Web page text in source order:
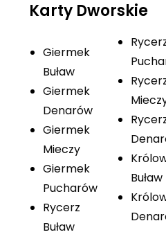
Karty Dworskie
Giermek
Buław
Giermek
Denarów
Giermek
Mieczy
Giermek
Pucharów
Rycerz
Buław
Buław